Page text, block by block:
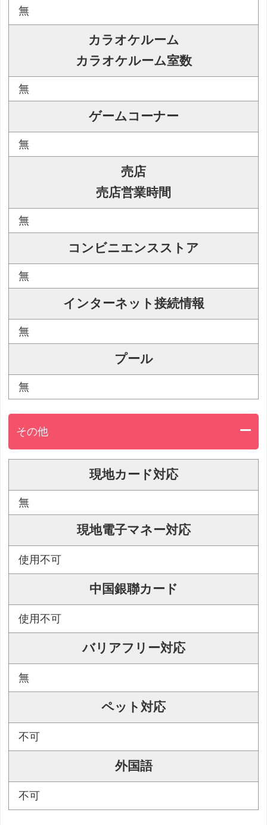
無
カラオケルーム
カラオケルーム室数
無
ゲームコーナー
無
売店
売店営業時間
無
コンビニエンスストア
無
インターネット接続情報
無
プール
無
その他
現地カード対応
無
現地電子マネー対応
使用不可
中国銀聯カード
使用不可
バリアフリー対応
無
ペット対応
不可
外国語
不可